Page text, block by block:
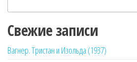
Свежие записи
Вагнер. Тристан и Изольда (1937)